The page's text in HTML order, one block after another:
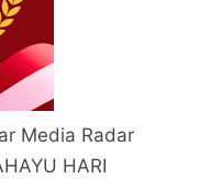
Media Radar
HARI